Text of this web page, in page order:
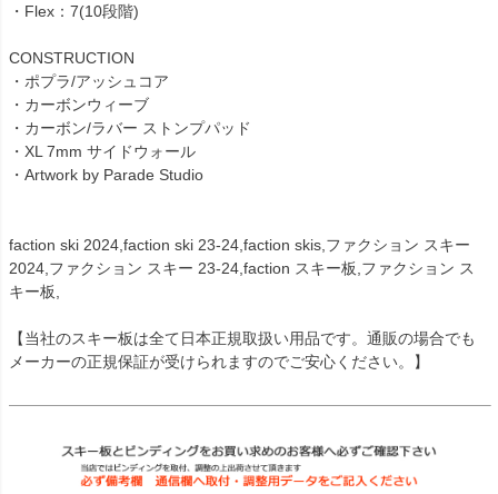
・Flex：7(10段階)
CONSTRUCTION
・ポプラ/アッシュコア
・カーボンウィーブ
・カーボン/ラバー ストンプパッド
・XL 7mm サイドウォール
・Artwork by Parade Studio
faction ski 2024,faction ski 23-24,faction skis,ファクション スキー
2024,ファクション スキー 23-24,faction スキー板,ファクション ス
キー板,
【当社のスキー板は全て日本正規取扱い用品です。通販の場合でも
メーカーの正規保証が受けられますのでご安心ください。】